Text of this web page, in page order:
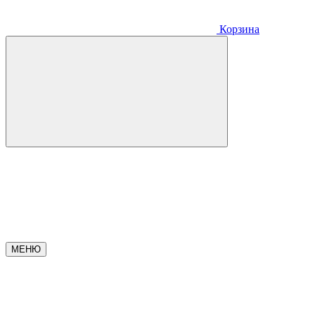
Корзина
МЕНЮ